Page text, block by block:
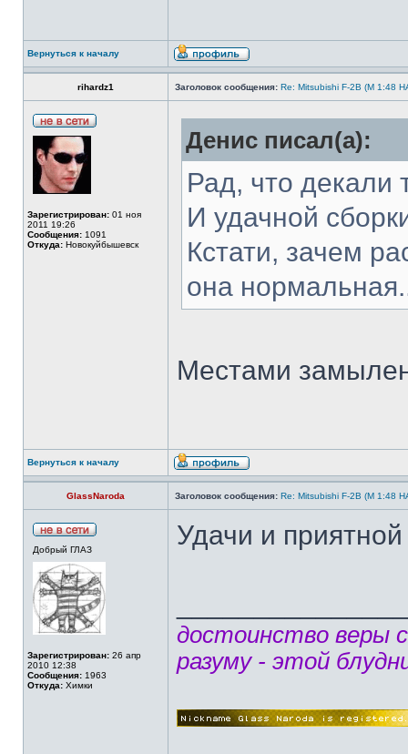
Вернуться к началу
rihardz1 Заголовок сообщения: Re: Mitsubishi F-2B (M 1:48
Зарегистрирован: 01 ноя
2011 19:26
Сообщения: 1091
Откуда: Новокуйбышевск
Денис писал(а):
Рад, что декали
И удачной
Кстати, зачем
она
Местами
Вернуться к началу
GlassNaroda Заголовок сообщения: Re: Mitsubishi F-2B (M 1:48
Добрый ГЛАЗ
Зарегистрирован: 26 апр
2010 12:38
Сообщения: 1963
Откуда: Химки
Удачи и
достоинство веры
разуму - этой